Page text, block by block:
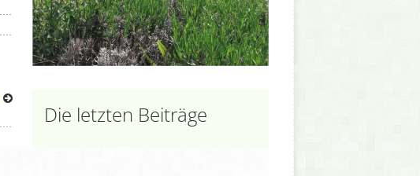
Die letzten Beiträge